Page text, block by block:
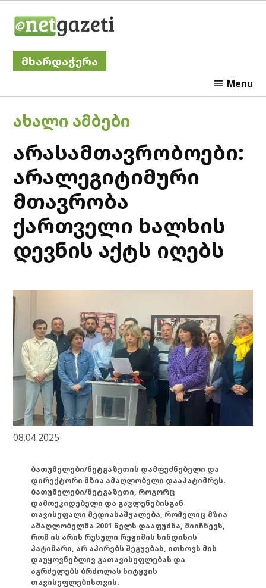
მხარდაჭერა
Menu
POSTED
IN
ᲐᲮᲐᲚᲘ ᲐᲛᲑᲔᲑᲘ
არასამთავრობოები:
არალეგიტიმური
მთავრობა
ქართველი ხალხის
დევნის აქტს იღებს
08.04.2025
ბათუმელები/ნეტგაზეთის დამფუძნებელი და
დირექტორი მზია ამაღლობელი დააპატიმრეს.
ბათუმელები/ნეტგაზეთი, როგორც
დამოუკიდებელი და გავლენებისგან
თავისუფალი მედიასაშუალება, რომელიც მზია
ამაღლობელმა 2001 წელს დააფუძნა, მიიჩნევს,
რომ ის არის რუსული რეჟიმის სინდისის
პატიმარი, არ აპირებს შეგუებას, ითხოვს მის
დაუყოვნებლივ გათავისუფლებას და
აგრძელებს ბრძოლას სიტყვის
თავისუფლებისთვის.